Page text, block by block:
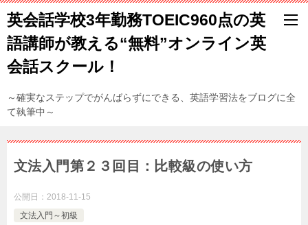
英会話学校3年勤務TOEIC960点の英
語講師が教える“無料”オンライン英
会話スクール！
～確実なステップでがんばらずにできる、英語学習法をブログに全
て執筆中～
文法入門第２３回目：比較級の使い方
公開日： 2018-11-15
文法入門～初級